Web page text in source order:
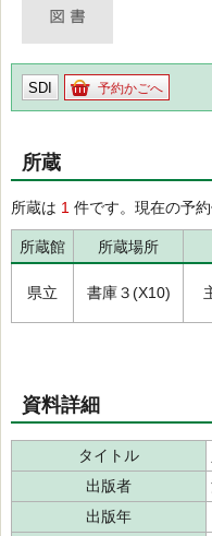
SDI 予約かごへ
所蔵
所蔵は 1 件です。現在の予
所蔵館 所蔵場所
県立 書庫３(X10)
資料詳細
タイトル
出版者
出版年